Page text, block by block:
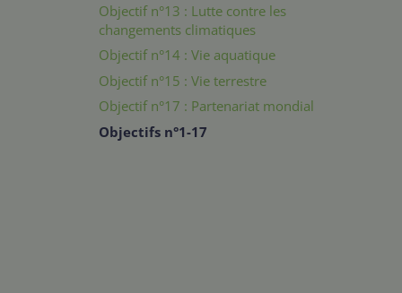
Objectif n°13 : Lutte contre les
changements climatiques
Objectif n°14 : Vie aquatique
Objectif n°15 : Vie terrestre
Objectif n°17 : Partenariat mondial
Objectifs n°1-17